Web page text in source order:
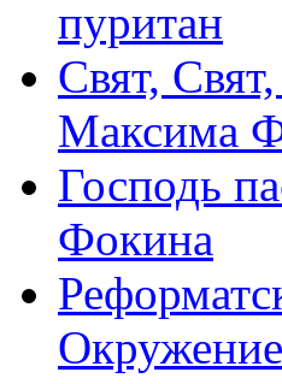
пуритан
Свят,
Максима
Господь
Фокина